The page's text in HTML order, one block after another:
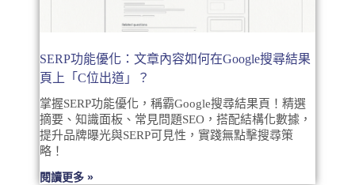
SERP功能優化：文章內容如何在Google搜尋結果
頁上「C位出道」？
掌握SERP功能優化，稱霸Google搜尋結果頁！精選
摘要、知識面板、常見問題SEO，搭配結構化數據，
提升品牌曝光與SERP可見性，實踐無點擊搜尋策
略！
閱讀更多 »